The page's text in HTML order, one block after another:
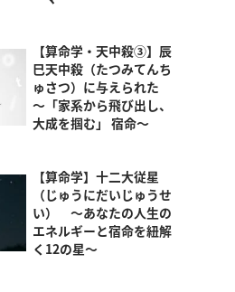
【算命学・天中殺③】辰
巳天中殺（たつみてんち
ゅさつ）に与えられた
～「家系から飛び出し、
大成を掴む」 宿命～
【算命学】十二大従星
（じゅうにだいじゅうせ
い） ～あなたの人生の
エネルギーと宿命を紐解
く12の星～